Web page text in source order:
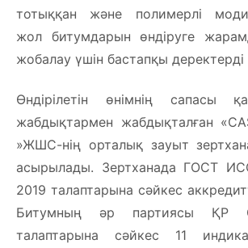
тотыққан және полимерлі
жол битумдарын өндіруге
жобалау үшін бастапқы
Өндірілетін өнімнің сапасы
жабдықтармен жабдықталған
»ЖШС-нің орталық зауыт
асырылады. Зертханада ГОСТ
2019 талаптарына сәйкес
Битумның әр партиясы ҚР
талаптарына сәйкес 11